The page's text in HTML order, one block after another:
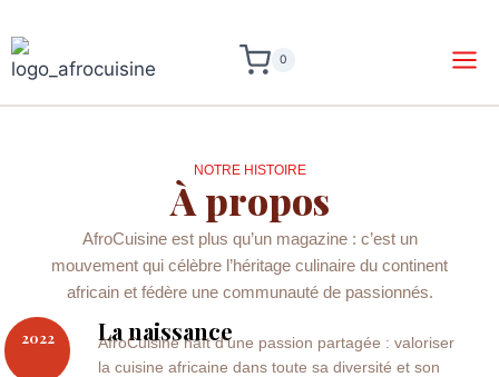
0
NOTRE HISTOIRE
À propos
AfroCuisine est plus qu’un magazine : c’est un
mouvement qui célèbre l’héritage culinaire du continent
africain et fédère une communauté de passionnés.
2022 La naissance
AfroCuisine naît d’une passion partagée : valoriser
la cuisine africaine dans toute sa diversité et son